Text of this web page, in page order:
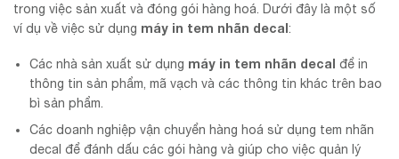
trong việc sản xuất và đóng gói hàng hoá. Dưới đây là một số
ví dụ về việc sử dụng máy in tem nhãn decal:
Các nhà sản xuất sử dụng máy in tem nhãn decal để in
thông tin sản phẩm, mã vạch và các thông tin khác trên bao
bì sản phẩm.
Các doanh nghiệp vận chuyển hàng hoá sử dụng tem nhãn
decal để đánh dấu các gói hàng và giúp cho việc quản lý